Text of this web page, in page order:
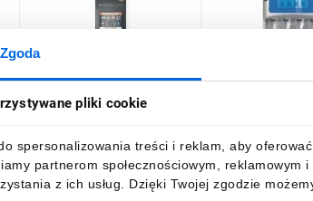
Zgoda
pliki cookie
spersonalizowania treści i reklam, aby
partnerom społecznościowym,
z ich usług. Dzięki Twojej zgodzie
Zestaw ładowarka
Eneloop SmartPlus
akumulator 4 x AA Eneloop
Pro 2500mAh
184,55 złbrutto 112,66 zł